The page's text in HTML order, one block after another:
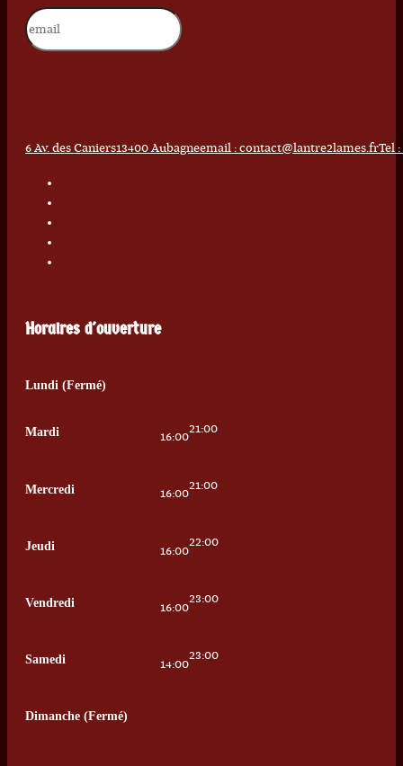
6 Av. des Caniers13400 Aubagneemail : contact@lantre2lames.frTel :
Horaires d'ouverture
Lundi (Fermé)
Mardi 16:00
21:00
Mercredi 16:00
21:00
Jeudi 16:00
22:00
Vendredi 16:00
23:00
Samedi 14:00
23:00
Dimanche (Fermé)